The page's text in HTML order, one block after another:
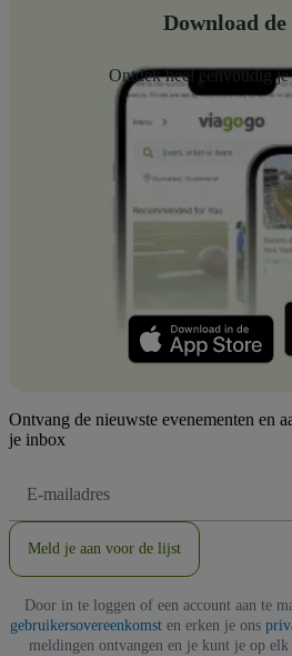
Download
Ontdek heel eenvoudig
Ontvang de nieuwste evenementen en
je inbox
mailadres
Meld je aan voor de lijst
Door in te loggen of een account aan te
gebruikersovereenkomsten erken je ons
meldingen ontvangen en je kunt je op